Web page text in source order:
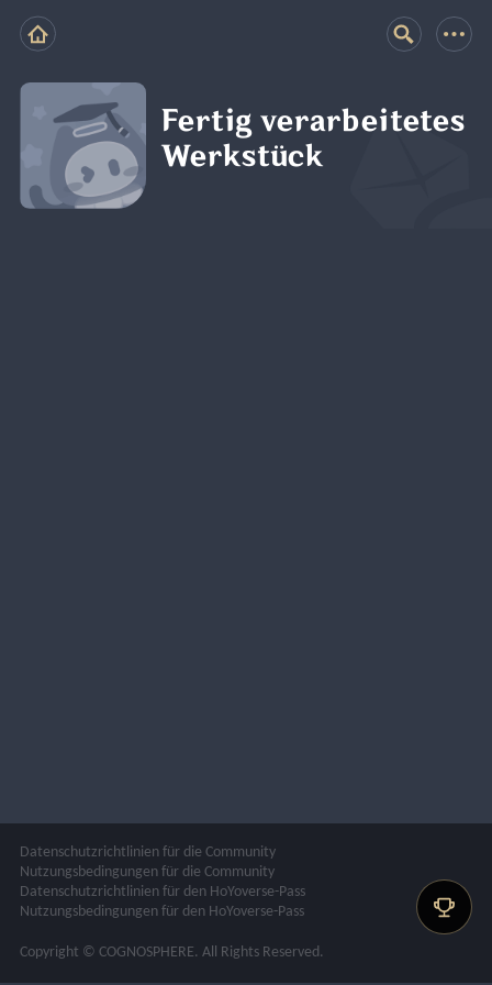
Fertig verarbeitetes
Werkstück
Datenschutzrichtlinien für die Community
Nutzungsbedingungen für die Community
Datenschutzrichtlinien für den HoYoverse-Pass
Nutzungsbedingungen für den HoYoverse-Pass
Copyright © COGNOSPHERE. All Rights Reserved.